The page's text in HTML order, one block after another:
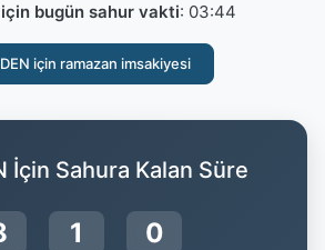
için bugün sahur vakti: 03:44
için ramazan imsakiyesi
İçin Sahura Kalan Süre
0 59